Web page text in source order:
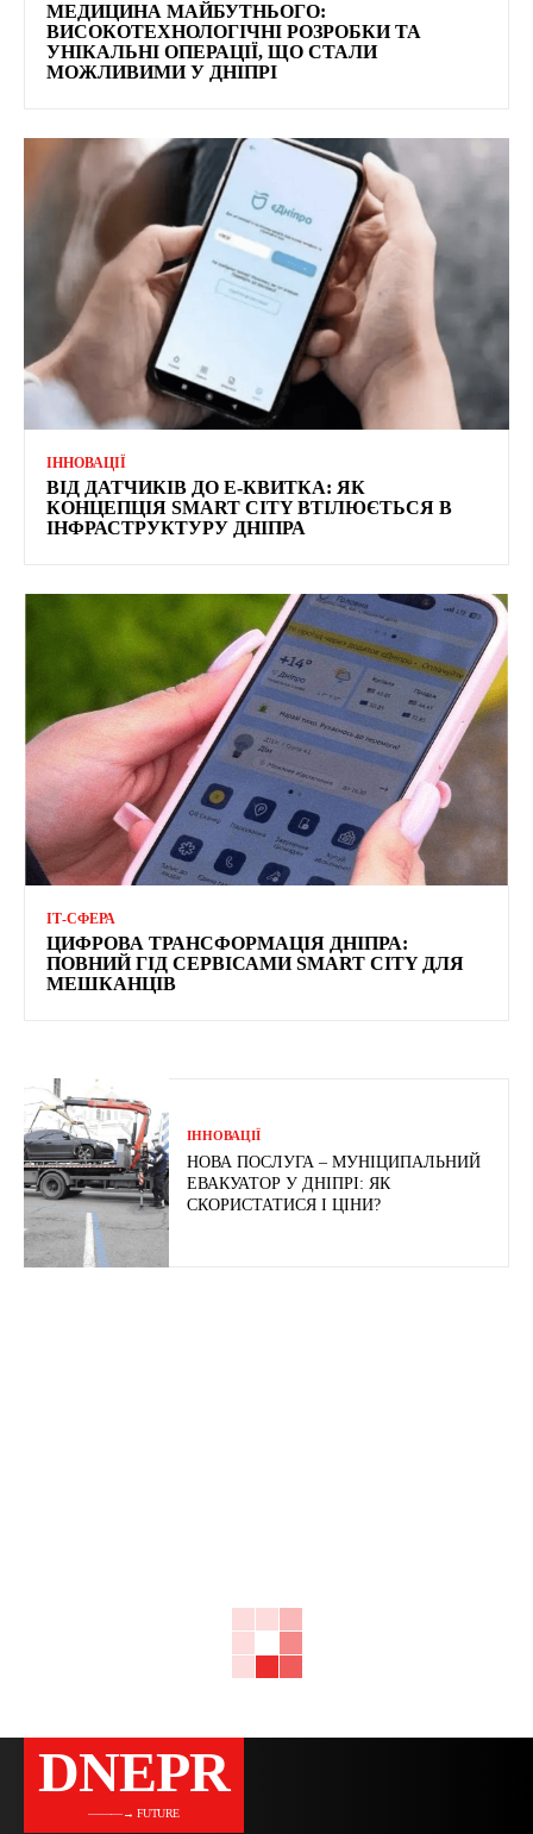
МЕДИЦИНА МАЙБУТНЬОГО:
ВИСОКОТЕХНОЛОГІЧНІ РОЗРОБКИ ТА
УНІКАЛЬНІ ОПЕРАЦІЇ, ЩО СТАЛИ
МОЖЛИВИМИ У ДНІПРІ
ІННОВАЦІЇ
ВІД ДАТЧИКІВ ДО Е-КВИТКА: ЯК
КОНЦЕПЦІЯ SMART CITY ВТІЛЮЄТЬСЯ В
ІНФРАСТРУКТУРУ ДНІПРА
ІТ-СФЕРА
ЦИФРОВА ТРАНСФОРМАЦІЯ ДНІПРА:
ПОВНИЙ ГІД СЕРВІСАМИ SMART CITY ДЛЯ
МЕШКАНЦІВ
ІННОВАЦІЇ
НОВА ПОСЛУГА – МУНІЦИПАЛЬНИЙ
ЕВАКУАТОР У ДНІПРІ: ЯК
СКОРИСТАТИСЯ І ЦІНИ?
DNEPR
———→ FUTURE